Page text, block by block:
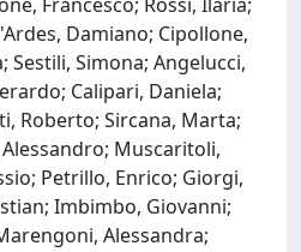
Damiano; Cipollone,
Sestili, Simona; Angelucci,
Calipari, Daniela;
Roberto; Sircana, Marta;
Muscaritoli,
Petrillo, Enrico; Giorgi,
Imbimbo, Giovanni;
Alessandra;